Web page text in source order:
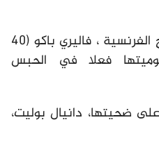
وسمح القاضي بإطلاق سراح الفرنسية ، فاليري باكو (40
فعلا في الحبس
ضحيتها، دانيال بوليت،